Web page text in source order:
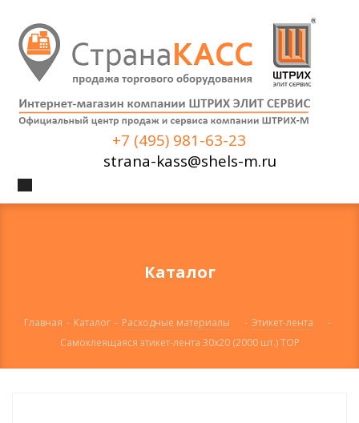
+7 (495) 981-63-23
strana-kass@shels-m.ru
Каталог
Главная - Каталог - Расходные материалы - Этикет-лента
-
Самоклеящаяся этикет-лента 30х20 (2000 шт.) TOP